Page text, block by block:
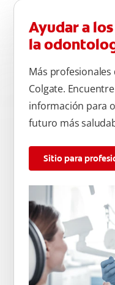
Ayudar a
la
Más
Colgate.
información para
futuro más
Sitio para